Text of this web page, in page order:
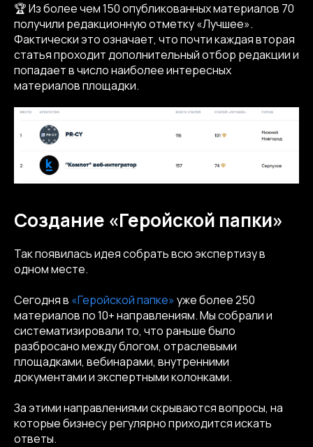
🏆 Из более чем 150 опубликованных материалов 70
получили редакционную отметку «Лучшее».
Фактически это означает, что почти каждая вторая
статья проходит дополнительный отбор редакции и
попадает в число наиболее интересных
материалов площадки.
Создание «Геройской папки»
Так появилась идея собрать всю экспертизу в
одном месте.
Сегодня в «Геройской папке»уже более 250
материалов по 10+ направлениям. Мы собрали и
систематизировали то, что раньше было
разбросано между блогом, отраслевыми
площадками, вебинарами, внутренними
документами и экспертными колонками.
За этими направлениями скрываются вопросы, на
которые бизнесу регулярно приходится искать
ответы.